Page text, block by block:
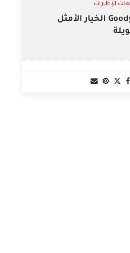
الإطارات
Goodyear KMAX S GEN2 الخيار الأمثل